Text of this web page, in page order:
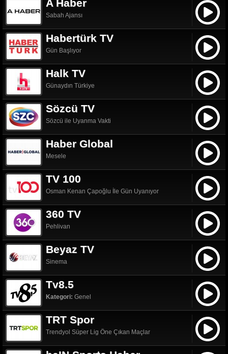
A Haber
Sabah Ajansı
Habertürk TV
Gün Başlıyor
Halk TV
Günaydın Türkiye
Sözcü TV
Sözcü ile Uyanma Vakti
Haber Global
Mesele
TV 100
Osman Kenan Çapoğlu İle Gün Uyanıyor
360 TV
Pehlivan
Beyaz TV
Sinema
Tv8.5
Kategori: Genel
TRT Spor
Trendyol Süper Lig Öne Çıkan Maçlar